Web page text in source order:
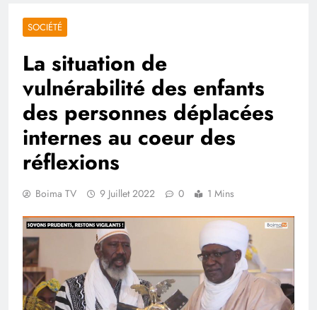
SOCIÉTÉ
La situation de
vulnérabilité des enfants
des personnes déplacées
internes au coeur des
réflexions
Boima TV 9 Juillet 2022 0 1 Mins